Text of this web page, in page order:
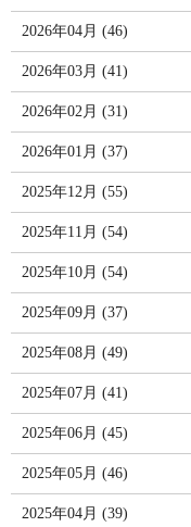
2026年04月 (46)
2026年03月 (41)
2026年02月 (31)
2026年01月 (37)
2025年12月 (55)
2025年11月 (54)
2025年10月 (54)
2025年09月 (37)
2025年08月 (49)
2025年07月 (41)
2025年06月 (45)
2025年05月 (46)
2025年04月 (39)